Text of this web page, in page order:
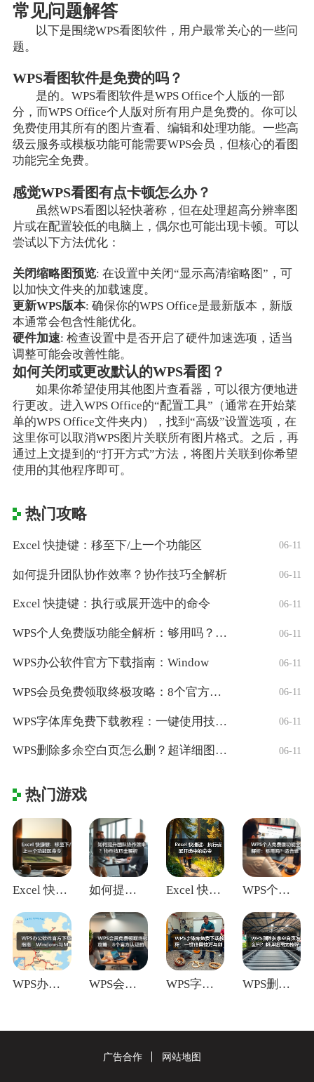
常见问题解答
以下是围绕WPS看图软件，用户最常关心的一些问
题。
WPS看图软件是免费的吗？
是的。WPS看图软件是WPS Office个人版的一部
分，而WPS Office个人版对所有用户是免费的。你可以
免费使用其所有的图片查看、编辑和处理功能。一些高
级云服务或模板功能可能需要WPS会员，但核心的看图
功能完全免费。
感觉WPS看图有点卡顿怎么办？
虽然WPS看图以轻快著称，但在处理超高分辨率图
片或在配置较低的电脑上，偶尔也可能出现卡顿。可以
尝试以下方法优化：
关闭缩略图预览: 在设置中关闭“显示高清缩略图”，可
以加快文件夹的加载速度。
更新WPS版本: 确保你的WPS Office是最新版本，新版
本通常会包含性能优化。
硬件加速: 检查设置中是否开启了硬件加速选项，适当
调整可能会改善性能。
如何关闭或更改默认的WPS看图？
如果你希望使用其他图片查看器，可以很方便地进
行更改。进入WPS Office的“配置工具”（通常在开始菜
单的WPS Office文件夹内），找到“高级”设置选项，在
这里你可以取消WPS图片关联所有图片格式。之后，再
通过上文提到的“打开方式”方法，将图片关联到你希望
使用的其他程序即可。
热门攻略
Excel 快捷键：移至下/上一个功能区 06-11
如何提升团队协作效率？协作技巧全解析 06-11
Excel 快捷键：执行或展开选中的命令 06-11
WPS个人免费版功能全解析：够用吗？适合 06-11
WPS办公软件官方下载指南：Window 06-11
WPS会员免费领取终极攻略：8个官方认证 06-11
WPS字体库免费下载教程：一键使用技巧与 06-11
WPS删除多余空白页怎么删？超详细图文教 06-11
热门游戏
Excel 快捷键：移至下/上一个功能区 如何提升团队协作效率？协作技巧全解析 Excel 快捷键：执行或展开选中的命令 WPS个人免费版功能全解析：够用吗？适合
WPS办公软件官方下载指南：Window WPS会员免费领取终极攻略：8个官方认证 WPS字体库免费下载教程：一键使用技巧与 WPS删除多余空白页怎么删？超详细图文教
广告合作 网站地图